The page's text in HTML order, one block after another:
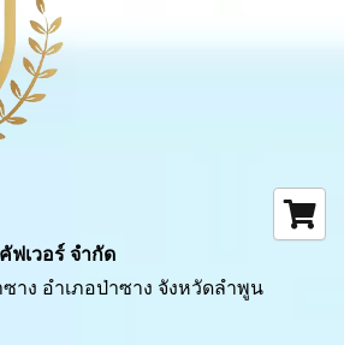
ฟเวอร์ จำกัด
าง อำเภอป่าซาง จังหวัดลำพูน